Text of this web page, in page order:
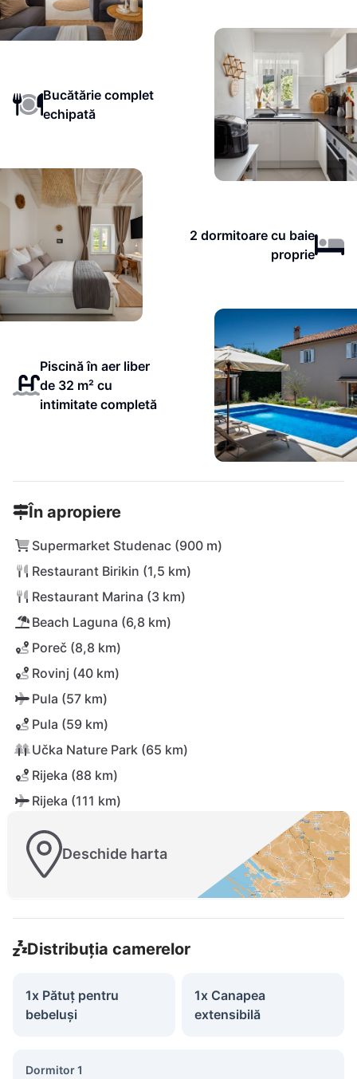
Bucătărie complet
echipată
2 dormitoare cu baie
proprie
Piscină în aer liber
de 32 m² cu
intimitate completă
În apropiere
Supermarket Studenac (900 m)
Restaurant Birikin (1,5 km)
Restaurant Marina (3 km)
Beach Laguna (6,8 km)
Poreč (8,8 km)
Rovinj (40 km)
Pula (57 km)
Pula (59 km)
Učka Nature Park (65 km)
Rijeka (88 km)
Rijeka (111 km)
Deschide harta
Distribuția camerelor
1x Pătuț pentru
bebeluși
1x Canapea
extensibilă
Dormitor 1